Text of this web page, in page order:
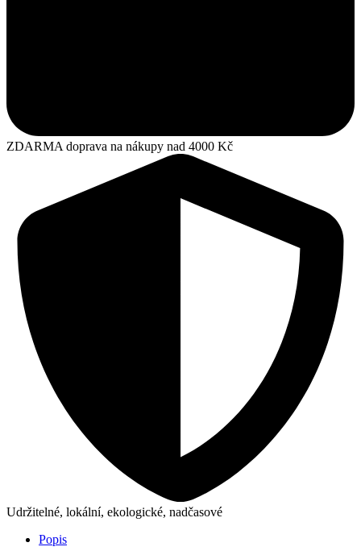
ZDARMA doprava na nákupy nad 4000 Kč
Udržitelné, lokální, ekologické, nadčasové
Popis